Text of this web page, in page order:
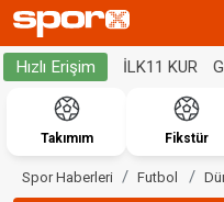
Hızlı Erişim İLK11 KUR
Takımım Fikstür
Spor Haberleri Futbol